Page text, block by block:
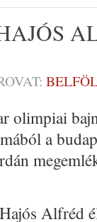
olimpiai
a
Alfréd